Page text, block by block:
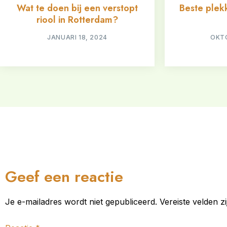
Wat te doen bij een verstopt
riool in Rotterdam?
JANUARI 18, 2024
Beste
Geef een reactie
Je e-mailadres wordt niet gepubliceerd. Vereiste velden